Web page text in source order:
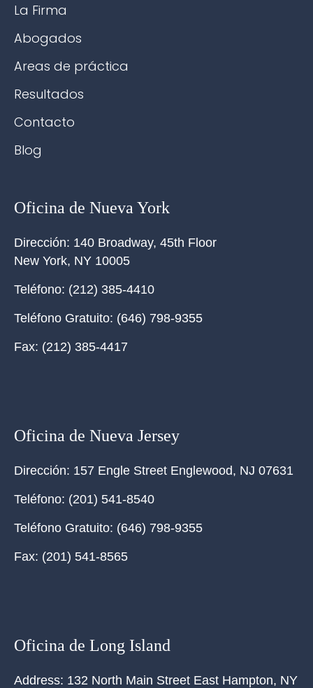
La Firma
Abogados
Areas de práctica
Resultados
Contacto
Blog
Oficina de Nueva York
Dirección: 140 Broadway, 45th Floor
New York, NY 10005
Teléfono: (212) 385-4410
Teléfono Gratuito: (646) 798-9355
Fax: (212) 385-4417
Oficina de Nueva Jersey
Dirección: 157 Engle Street Englewood, NJ 07631
Teléfono: (201) 541-8540
Teléfono Gratuito: (646) 798-9355
Fax: (201) 541-8565
Oficina de Long Island
Address: 132 North Main Street East Hampton, NY